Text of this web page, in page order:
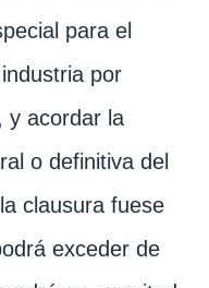
para el
por
y acordar la
o definitiva del
clausura fuese
exceder de